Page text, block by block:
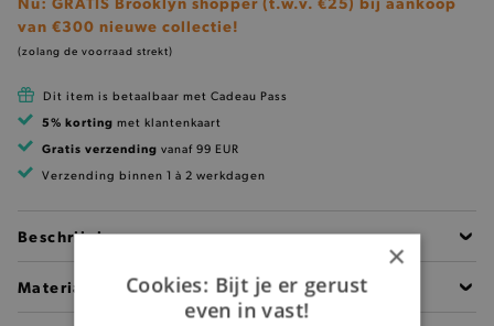
van €300 nieuwe collectie!
(zolang de voorraad strekt)
Dit item is betaalbaar met Cadeau Pass
5% korting met klantenkaart
Gratis verzending vanaf 99 EUR
Verzending binnen 1 à 2 werkdagen
Beschrijving
Materiaal
×
Cookies: Bijt je er gerust
even in vast!